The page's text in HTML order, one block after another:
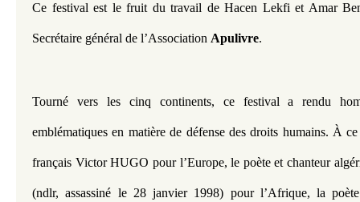
Ce festival est le fruit du travail de Hacen Lekfi et Amar
Secrétaire général de l’Association Apulivre.
Tourné vers les cinq continents, ce festival a rendu
emblématiques en matière de défense des droits humains. À
français Victor HUGO pour l’Europe, le poète et chanteur
(ndlr, assassiné le 28 janvier 1998) pour l’Afrique, la